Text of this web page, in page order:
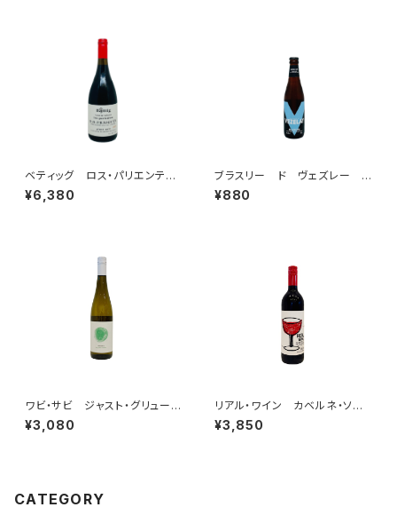
ベティッグ ロス・パリエンテ
ス ヴィーノ・デ・ヴィニエド ピ
ノ・ノワール 2023
¥6,380
ブラスリー ド ヴェズレー ブ
ランシェ
¥880
ワビ・サビ ジャスト・グリューナ
ー・ヴェルトリーナー 2023
¥3,080
リアル・ワイン カベルネ・ソー
ヴィニヨン 2021
¥3,850
CATEGORY